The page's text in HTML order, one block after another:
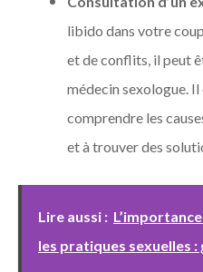
libido dans votre
et de conflits, il peut
médecin sexologue.
comprendre les
et à trouver des
Lire aussi :
les pratiques sexuelles :